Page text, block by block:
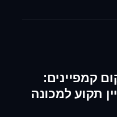
קמפיינים:
תקוע למכונה